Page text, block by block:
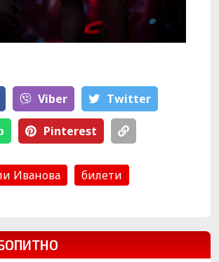
Viber Тwitter
Pinterest
Иванова билети